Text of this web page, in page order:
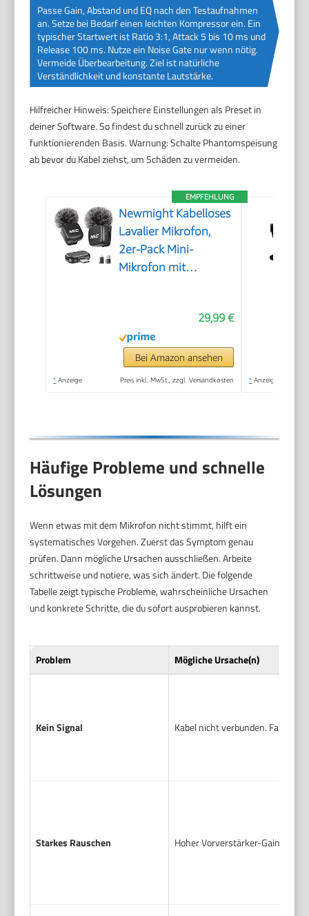
Passe Gain, Abstand und EQ nach den Testaufnahmen
an. Setze bei Bedarf einen leichten Kompressor ein. Ein
typischer Startwert ist Ratio 3:1, Attack 5 bis 10 ms und
Release 100 ms. Nutze ein Noise Gate nur wenn nötig.
Vermeide Überbearbeitung. Ziel ist natürliche
Verständlichkeit und konstante Lautstärke.
Hilfreicher Hinweis: Speichere Einstellungen als Preset in
deiner Software. So findest du schnell zurück zu einer
funktionierenden Basis. Warnung: Schalte Phantomspeisung
ab bevor du Kabel ziehst, um Schäden zu vermeiden.
EMPFEHLUNG
Newmight Kabelloses
Lavalier Mikrofon,
2er-Pack Mini-
Mikrofon mit
Stummschaltung und
Reverb für Vlogging,
Videoaufnahmen,
TikTok, YouTube
29,99 €
Bei Amazon ansehen
* Anzeige Preis inkl. MwSt., zzgl. Versandkosten * Anzeige
Häufige Probleme und schnelle
Lösungen
Wenn etwas mit dem Mikrofon nicht stimmt, hilft ein
systematisches Vorgehen. Zuerst das Symptom genau
prüfen. Dann mögliche Ursachen ausschließen. Arbeite
schrittweise und notiere, was sich ändert. Die folgende
Tabelle zeigt typische Probleme, wahrscheinliche Ursachen
und konkrete Schritte, die du sofort ausprobieren kannst.
Problem Mögliche Ursache(n)
Kein Signal Kabel nicht verbunden.
Starkes Rauschen Hoher Vorverstärker-Gain.